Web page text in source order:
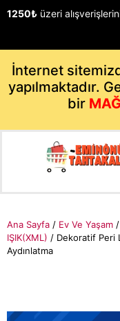
1250₺ üzeri
İnternet
yapılmaktadır.
bir
Ana Sayfa / Ev Ve Yaşam /
IŞIK(XML) / Dekoratif Peri
Aydınlatma